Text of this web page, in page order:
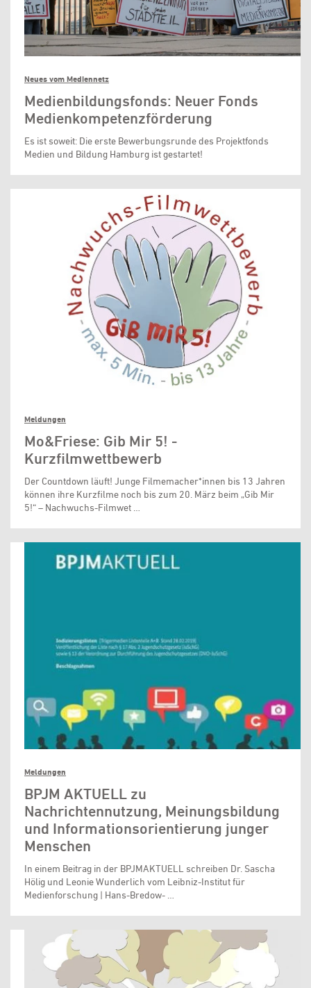
Neues vom Mediennetz
Medienbildungsfonds: Neuer Fonds
Medienkompetenzförderung
Es ist soweit: Die erste Bewerbungsrunde des Projektfonds
Medien und Bildung Hamburg ist gestartet!
Meldungen
Mo&Friese: Gib Mir 5! -
Kurzfilmwettbewerb
Der Countdown läuft! Junge Filmemacher*innen bis 13 Jahren
können ihre Kurzfilme noch bis zum 20. März beim „Gib Mir
5!“ – Nachwuchs-Filmwet …
Meldungen
BPJM AKTUELL zu
Nachrichtennutzung, Meinungsbildung
und Informationsorientierung junger
Menschen
In einem Beitrag in der BPJMAKTUELL schreiben Dr. Sascha
Hölig und Leonie Wunderlich vom Leibniz-Institut für
Medienforschung | Hans-Bredow- …